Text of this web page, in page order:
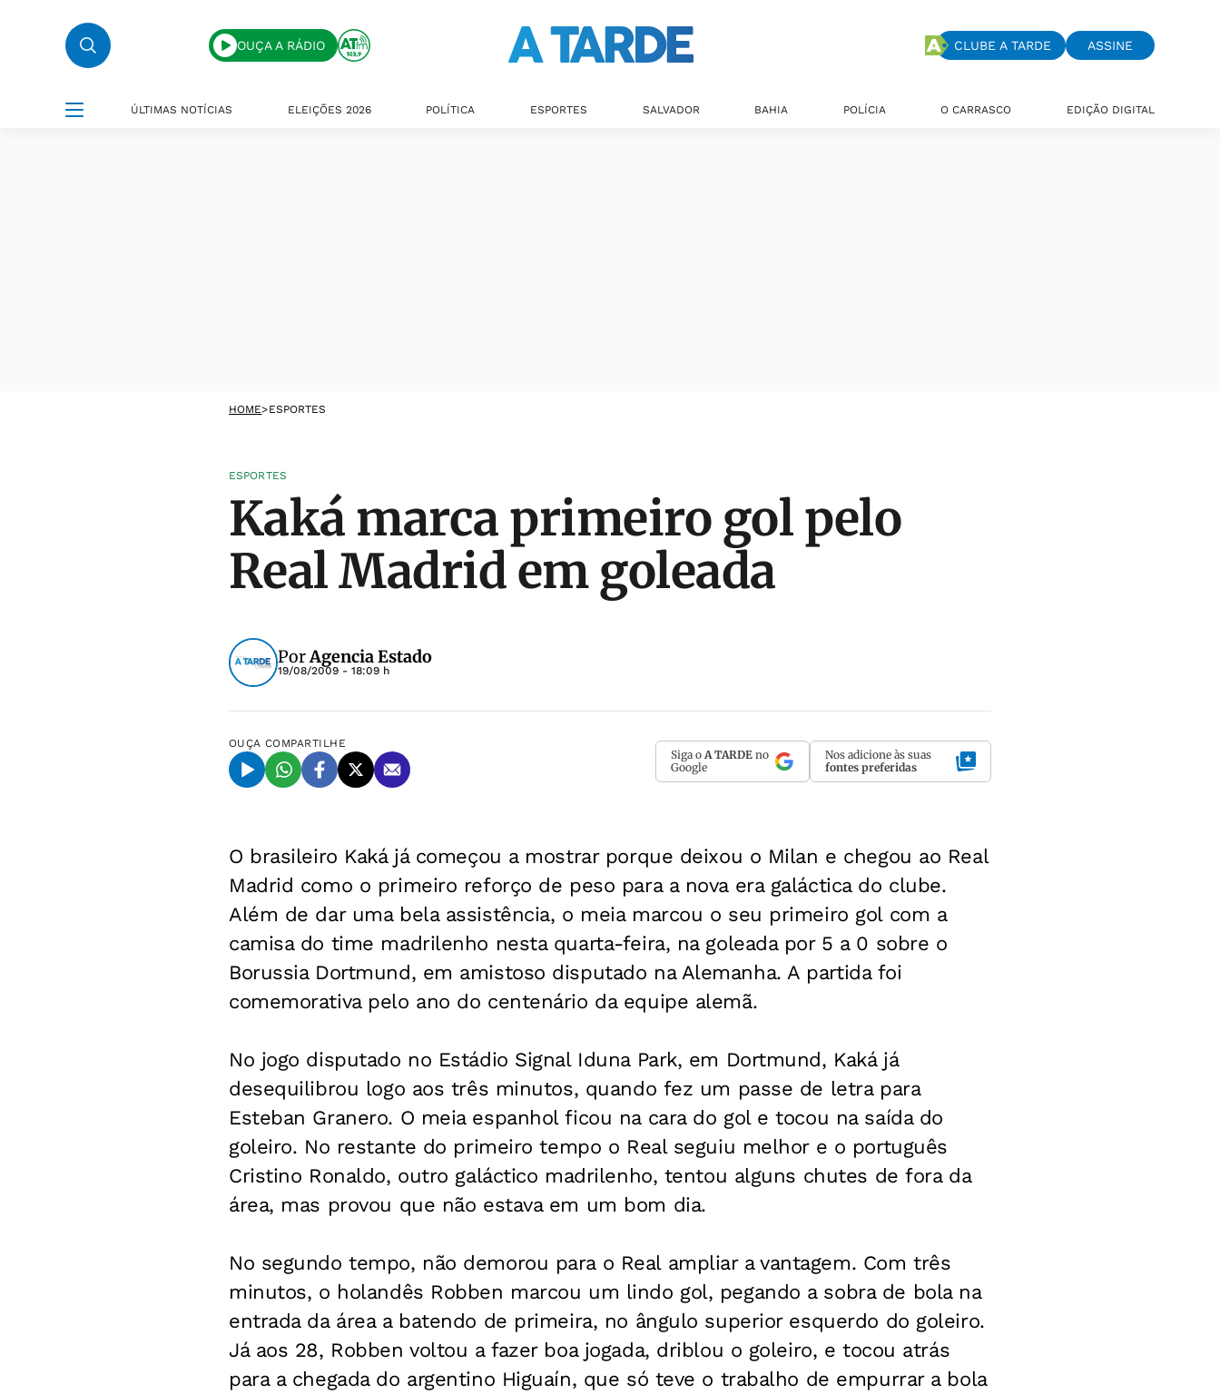
OUÇA A RÁDIO CLUBE A TARDE ASSINE
ÚLTIMAS NOTÍCIAS ELEIÇÕES 2026 POLÍTICA ESPORTES SALVADOR BAHIA POLÍCIA O CARRASCO EDIÇÃO DIGITAL
HOME>ESPORTES
ESPORTES
Kaká marca primeiro gol pelo
Real Madrid em goleada
PorAgencia Estado
19/08/2009 - 18:09 h
OUÇA COMPARTILHE
Siga o A TARDE no
Google
Nos adicione às suas
fontes preferidas
O brasileiro Kaká já começou a mostrar porque deixou o Milan e chegou ao Real
Madrid como o primeiro reforço de peso para a nova era galáctica do clube.
Além de dar uma bela assistência, o meia marcou o seu primeiro gol com a
camisa do time madrilenho nesta quarta-feira, na goleada por 5 a 0 sobre o
Borussia Dortmund, em amistoso disputado na Alemanha. A partida foi
comemorativa pelo ano do centenário da equipe alemã.
No jogo disputado no Estádio Signal Iduna Park, em Dortmund, Kaká já
desequilibrou logo aos três minutos, quando fez um passe de letra para
Esteban Granero. O meia espanhol ficou na cara do gol e tocou na saída do
goleiro. No restante do primeiro tempo o Real seguiu melhor e o português
Cristino Ronaldo, outro galáctico madrilenho, tentou alguns chutes de fora da
área, mas provou que não estava em um bom dia.
No segundo tempo, não demorou para o Real ampliar a vantagem. Com três
minutos, o holandês Robben marcou um lindo gol, pegando a sobra de bola na
entrada da área a batendo de primeira, no ângulo superior esquerdo do goleiro.
Já aos 28, Robben voltou a fazer boa jogada, driblou o goleiro, e tocou atrás
para a chegada do argentino Higuaín, que só teve o trabalho de empurrar a bola